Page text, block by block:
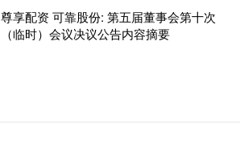
尊享配资 可靠股份: 第五届董事会第十次
（临时）会议决议公告内容摘要